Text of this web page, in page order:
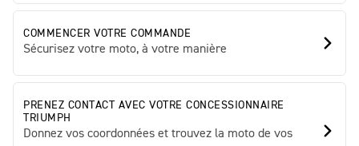
COMMENCER VOTRE COMMANDE
Sécurisez votre moto, à votre manière
PRENEZ CONTACT AVEC VOTRE CONCESSIONNAIRE
TRIUMPH
Donnez vos coordonnées et trouvez la moto de vos